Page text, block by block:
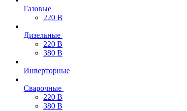
Газовые
220 В
Дизельные
220 В
380 В
Инверторные
Сварочные
220 В
380 В